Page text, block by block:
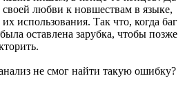
любви к новшествам в языке,
использования. Так что, когда баг
оставлена зарубка, чтобы позже
не смог найти такую ошибку?